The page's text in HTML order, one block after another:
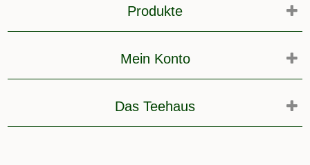
Produkte
Mein Konto
Das Teehaus